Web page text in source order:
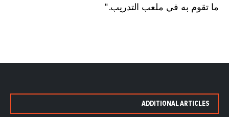
ما تقوم به في ملعب التدريب."
ADDITIONAL ARTICLES